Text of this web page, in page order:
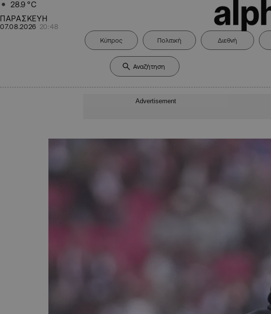
28.9 °C
ΠΑΡΑΣΚΕΥΗ
07.08.2026 20:48
Κύπρος Πολιτική Διεθνή
Advertisement